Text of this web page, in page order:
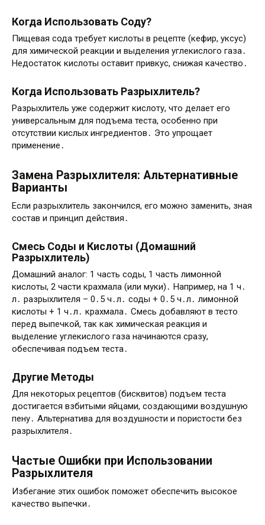
Когда Использовать Соду?
Пищевая сода требует кислоты в рецепте (кефир, уксус)
для химической реакции и выделения углекислого газа․
Недостаток кислоты оставит привкус, снижая качество․
Когда Использовать Разрыхлитель?
Разрыхлитель уже содержит кислоту, что делает его
универсальным для подъема теста, особенно при
отсутствии кислых ингредиентов․ Это упрощает
применение․
Замена Разрыхлителя: Альтернативные
Варианты
Если разрыхлитель закончился, его можно заменить, зная
состав и принцип действия․
Смесь Соды и Кислоты (Домашний
Разрыхлитель)
Домашний аналог: 1 часть соды, 1 часть лимонной
кислоты, 2 части крахмала (или муки)․ Например, на 1 ч․
л․ разрыхлителя – 0․5 ч․л․ соды + 0․5 ч․л․ лимонной
кислоты + 1 ч․л․ крахмала․ Смесь добавляют в тесто
перед выпечкой, так как химическая реакция и
выделение углекислого газа начинаются сразу,
обеспечивая подъем теста․
Другие Методы
Для некоторых рецептов (бисквитов) подъем теста
достигается взбитыми яйцами, создающими воздушную
пену․ Альтернатива для воздушности и пористости без
разрыхлителя․
Частые Ошибки при Использовании
Разрыхлителя
Избегание этих ошибок поможет обеспечить высокое
качество выпечки․